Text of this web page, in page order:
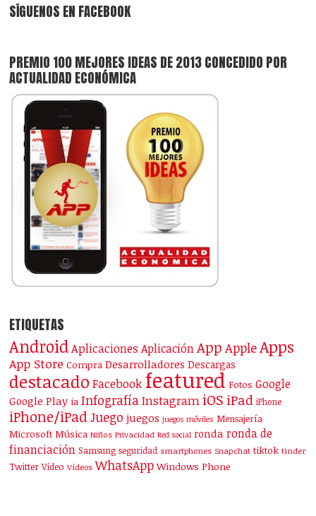
SÍGUENOS EN FACEBOOK
PREMIO 100 MEJORES IDEAS DE 2013 CONCEDIDO POR
ACTUALIDAD ECONÓMICA
ETIQUETAS
Android Aplicaciones Aplicación App AppleApps
App Store Compra Desarrolladores Descargas
destacado Facebook featured Fotos Google
Google Play ia InfografíaInstagram iOS iPad iPhone
iPhone/iPad Juego juegos juegos móviles Mensajería
Microsoft Música Niños Privacidad Red social ronda ronda de
financiación Samsung seguridad smartphones Snapchat tiktok tinder
Twitter Vídeo Vídeos WhatsApp Windows Phone